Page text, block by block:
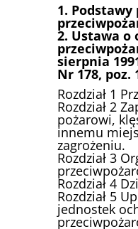
1.
2. Ustawa o
sierpnia
Nr 178, poz.
Rozdział 1
Rozdział 2
pożarowi,
innemu
zagrożeniu.
Rozdział 3
Rozdział 4
Rozdział 5
jednostek